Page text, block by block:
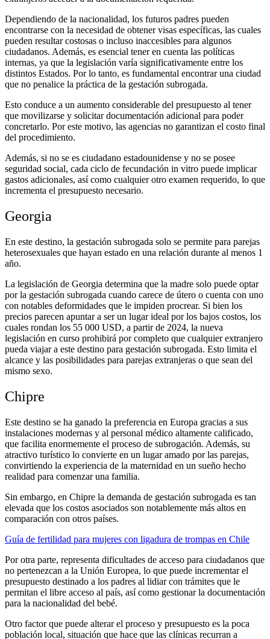
Dependiendo de la nacionalidad, los futuros padres pueden
encontrarse con la necesidad de obtener visas específicas, las cuales
pueden resultar costosas o incluso inaccesibles para algunos
ciudadanos. Además, es esencial tener en cuenta las políticas
internas, ya que la legislación varía significativamente entre los
distintos Estados. Por lo tanto, es fundamental encontrar una ciudad
que no penalice la práctica de la gestación subrogada.
Esto conduce a un aumento considerable del presupuesto al tener
que movilizarse y solicitar documentación adicional para poder
concretarlo. Por este motivo, las agencias no garantizan el costo final
del procedimiento.
Además, si no se es ciudadano estadounidense y no se posee
seguridad social, cada ciclo de fecundación in vitro puede implicar
gastos adicionales, así como cualquier otro examen requerido, lo que
incrementa el presupuesto necesario.
Georgia
En este destino, la gestación subrogada solo se permite para parejas
heterosexuales que hayan estado en una relación durante al menos 1
año.
La legislación de Georgia determina que la madre solo puede optar
por la gestación subrogada cuando carece de útero o cuenta con uno
con notables deformidades que le impiden procrear. Si bien los
precios parecen apuntar a ser un lugar ideal por los bajos costos, los
cuales rondan los 55 000 USD, a partir de 2024, la nueva
legislación en curso prohibirá por completo que cualquier extranjero
pueda viajar a este destino para gestación subrogada. Esto limita el
alcance y las posibilidades para parejas extranjeras o que sean del
mismo sexo.
Chipre
Este destino se ha ganado la preferencia en Europa gracias a sus
instalaciones modernas y al personal médico altamente calificado,
que facilita enormemente el proceso de subrogación. Además, su
atractivo turístico lo convierte en un lugar amado por las parejas,
convirtiendo la experiencia de la maternidad en un sueño hecho
realidad para comenzar una familia.
Sin embargo, en Chipre la demanda de gestación subrogada es tan
elevada que los costos asociados son notablemente más altos en
comparación con otros países.
Guía de fertilidad para mujeres con ligadura de trompas en Chile
Por otra parte, representa dificultades de acceso para ciudadanos que
no pertenezcan a la Unión Europea, lo que puede incrementar el
presupuesto destinado a los padres al lidiar con trámites que le
permitan el libre acceso al país, así como gestionar la documentación
para la nacionalidad del bebé.
Otro factor que puede alterar el proceso y presupuesto es la poca
población local, situación que hace que las clínicas recurran a